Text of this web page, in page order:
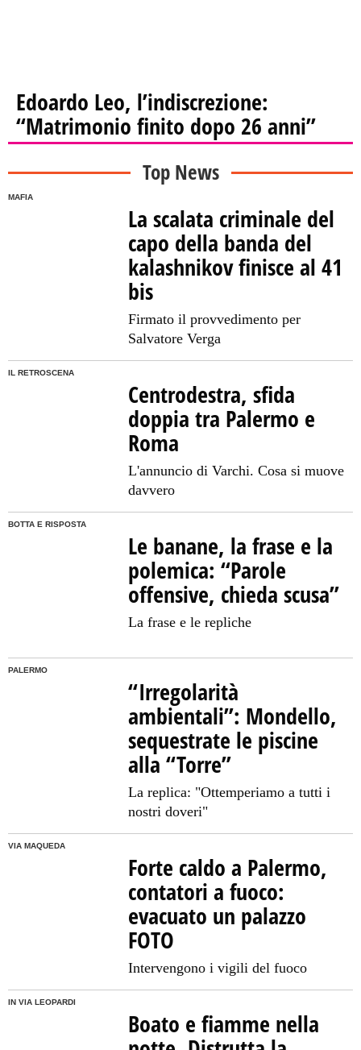
Edoardo Leo, l’indiscrezione:
“Matrimonio finito dopo 26 anni”
Top News
MAFIA
La scalata criminale del
capo della banda del
kalashnikov finisce al 41
bis
Firmato il provvedimento per
Salvatore Verga
IL RETROSCENA
Centrodestra, sfida
doppia tra Palermo e
Roma
L'annuncio di Varchi. Cosa si muove
davvero
BOTTA E RISPOSTA
Le banane, la frase e la
polemica: “Parole
offensive, chieda scusa”
La frase e le repliche
PALERMO
“Irregolarità
ambientali”: Mondello,
sequestrate le piscine
alla “Torre”
La replica: "Ottemperiamo a tutti i
nostri doveri"
VIA MAQUEDA
Forte caldo a Palermo,
contatori a fuoco:
evacuato un palazzo
FOTO
Intervengono i vigili del fuoco
IN VIA LEOPARDI
Boato e fiamme nella